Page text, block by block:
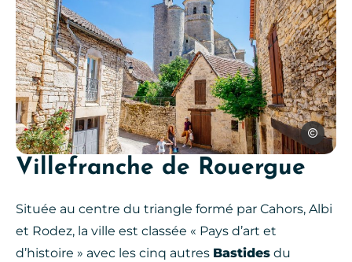
Villeneuve d, © Les Conteurs
Les
Villefranche de Rouergue
Située au centre du triangle formé par Cahors, Albi
et Rodez, la ville est classée « Pays d’art et
d’histoire » avec les cinq autres Bastides du